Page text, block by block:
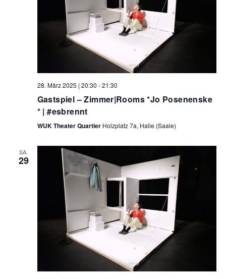
28. März 2025 | 20:30 -21:30
Gastspiel – Zimmer|Rooms *Jo Posenenske
* | #esbrennt
WUK Theater Quartier Holzplatz 7a, Halle (Saale)
SA.
29